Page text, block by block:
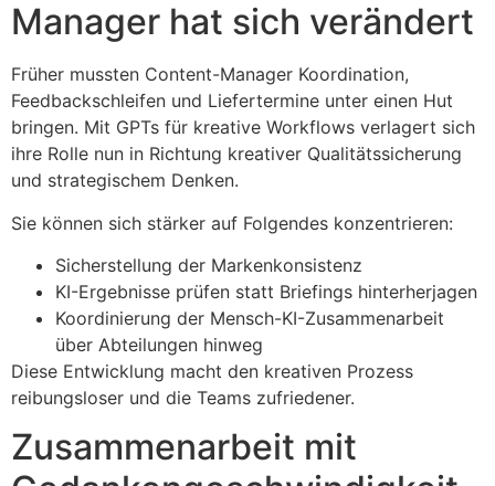
Manager hat sich verändert
Früher mussten Content-Manager Koordination,
Feedbackschleifen und Liefertermine unter einen Hut
bringen. Mit GPTs für kreative Workflows verlagert sich
ihre Rolle nun in Richtung kreativer Qualitätssicherung
und strategischem Denken.
Sie können sich stärker auf Folgendes konzentrieren:
Sicherstellung der Markenkonsistenz
KI-Ergebnisse prüfen statt Briefings hinterherjagen
Koordinierung der Mensch-KI-Zusammenarbeit
über Abteilungen hinweg
Diese Entwicklung macht den kreativen Prozess
reibungsloser und die Teams zufriedener.
Zusammenarbeit mit